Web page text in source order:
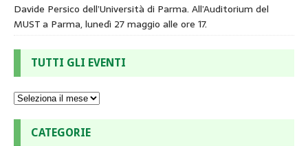
Davide Persico dell’Università di Parma. All’Auditorium del
MUST a Parma, lunedì 27 maggio alle ore 17.
TUTTI GLI EVENTI
CATEGORIE